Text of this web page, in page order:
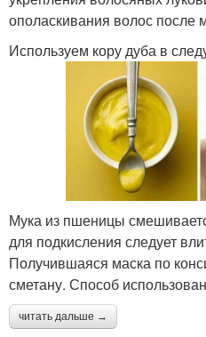
ополаскивания волос после
Используем кору дуба в
Мука из пшеницы
для подкисления следует
Получившаяся маска по
сметану. Способ
читать дальше →